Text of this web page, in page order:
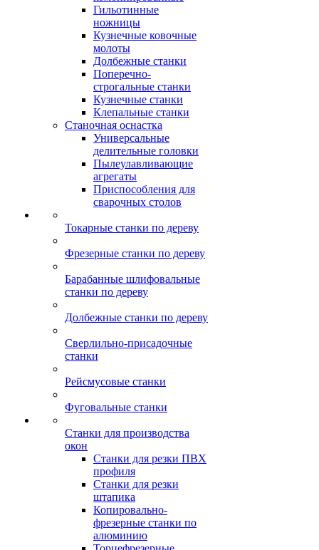
Гильотинные
ножницы
Кузнечные ковочные
молоты
Долбежные станки
Поперечно-
строгальные станки
Кузнечные станки
Клепальные станки
Станочная оснастка
Универсальные
делительные головки
Пылеулавливающие
агрегаты
Приспособления для
сварочных столов
Токарные станки по дереву
Фрезерные станки по дереву
Барабанные шлифовальные
станки по дереву
Долбежные станки по дереву
Сверлильно-присадочные
станки
Рейсмусовые станки
Фуговальные станки
Станки для производства
окон
Станки для резки ПВХ
профиля
Станки для резки
штапика
Копировально-
фрезерные станки по
алюминию